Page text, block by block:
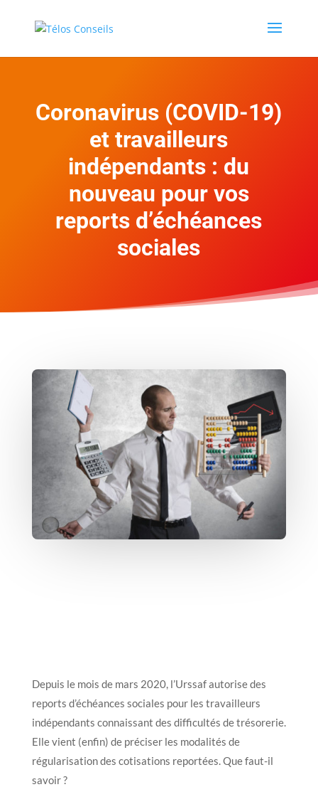
Coronavirus (COVID-19)
et travailleurs
indépendants : du
nouveau pour vos
reports d’échéances
sociales
Depuis le mois de mars 2020, l’Urssaf autorise des
reports d’échéances sociales pour les travailleurs
indépendants connaissant des difficultés de trésorerie.
Elle vient (enfin) de préciser les modalités de
régularisation des cotisations reportées. Que faut-il
savoir ?